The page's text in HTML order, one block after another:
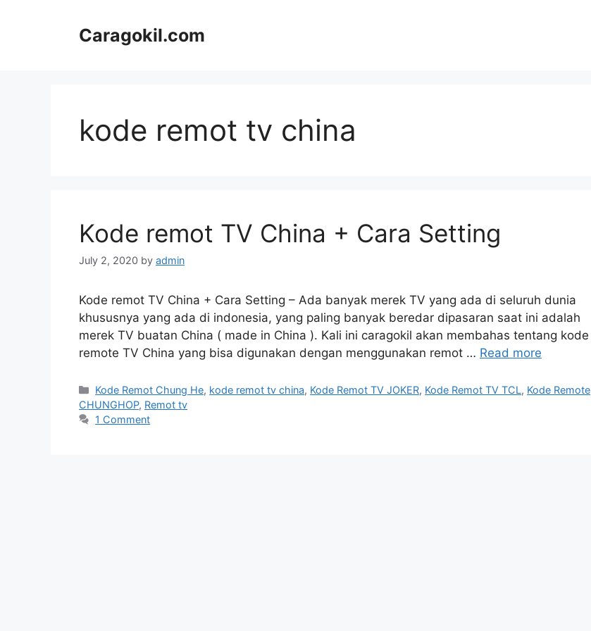
Caragokil.com
kode remot tv china
Kode remot TV China + Cara Setting
July 2, 2020 by admin
Kode remot TV China + Cara Setting – Ada banyak merek TV yang ada di seluruh dunia
khususnya yang ada di indonesia, yang paling banyak beredar dipasaran saat ini adalah
merek TV buatan China ( made in China ). Kali ini caragokil akan membahas tentang kode
remote TV China yang bisa digunakan dengan menggunakan remot … Read more
Categories
Kode Remot Chung He, kode remot tv china, Kode Remot TV JOKER, Kode Remot TV TCL, Kode Remote
CHUNGHOP, Remot tv
1 Comment